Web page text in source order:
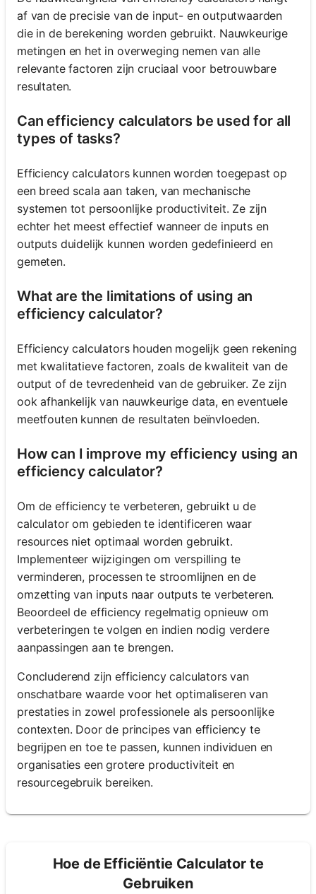
af van de precisie van de input- en outputwaarden
die in de berekening worden gebruikt. Nauwkeurige
metingen en het in overweging nemen van alle
relevante factoren zijn cruciaal voor betrouwbare
resultaten.
Can efficiency calculators be used for all
types of tasks?
Efficiency calculators kunnen worden toegepast op
een breed scala aan taken, van mechanische
systemen tot persoonlijke productiviteit. Ze zijn
echter het meest effectief wanneer de inputs en
outputs duidelijk kunnen worden gedefinieerd en
gemeten.
What are the limitations of using an
efficiency calculator?
Efficiency calculators houden mogelijk geen rekening
met kwalitatieve factoren, zoals de kwaliteit van de
output of de tevredenheid van de gebruiker. Ze zijn
ook afhankelijk van nauwkeurige data, en eventuele
meetfouten kunnen de resultaten beïnvloeden.
How can I improve my efficiency using an
efficiency calculator?
Om de efficiency te verbeteren, gebruikt u de
calculator om gebieden te identificeren waar
resources niet optimaal worden gebruikt.
Implementeer wijzigingen om verspilling te
verminderen, processen te stroomlijnen en de
omzetting van inputs naar outputs te verbeteren.
Beoordeel de efficiency regelmatig opnieuw om
verbeteringen te volgen en indien nodig verdere
aanpassingen aan te brengen.
Concluderend zijn efficiency calculators van
onschatbare waarde voor het optimaliseren van
prestaties in zowel professionele als persoonlijke
contexten. Door de principes van efficiency te
begrijpen en toe te passen, kunnen individuen en
organisaties een grotere productiviteit en
resourcegebruik bereiken.
Hoe de Efficiëntie Calculator te
Gebruiken